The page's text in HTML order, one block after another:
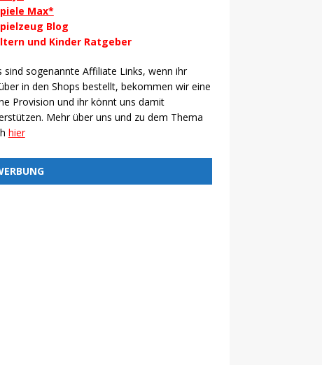
Max*
Blog
und Kinder Ratgeber
sind sogenannte Affiliate Links, wenn ihr
in den Shops bestellt, bekommen wir eine
Provision und ihr könnt uns damit
Mehr über uns und zu dem Thema
hier